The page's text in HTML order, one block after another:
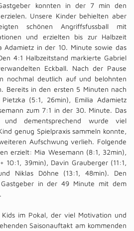
konnten in der 7 min den
Unsere Kinder behielten aber
schönen Angriffsfussball mit
und erzielten bis zur Halbzeit
Adamietz in der 10. Minute sowie das
4:1 Halbzeitstand markierte Gabriel
Eckball. Nach der Pause
nochmal deutlich auf und belohnten
Bereits in den ersten 5 Minuten nach
(5:1, 26min), Emilia Adamietz
zum 7:1 in der 30. Minute. Das
dementsprechend wurde viel
genug Spielpraxis sammeln konnte,
Aufschwung verlieh. Folgende
erzielt: Mia Wesemann (8:1, 32min),
10:1, 39min), Davin Grauberger (11:1,
Niklas Döhne (13:1, 48min). Den
Gastgeber in der 49 Minute mit dem
im Pokal, der viel Motivation und
Saisonauftakt am kommenden